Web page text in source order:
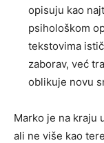
opisuju kao
psihološkom
tekstovima
zaborav, već
oblikuje novu
Marko je na kraju
ali ne više kao